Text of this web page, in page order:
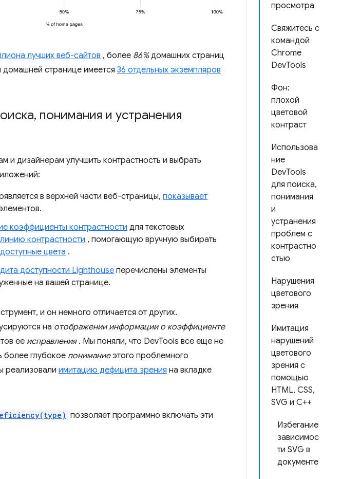
просмотра
Свяжитесь с
командой
Chrome
DevTools
Фон:
плохой
цветовой
контраст
Использова
ние
DevTools
для поиска,
понимания
и
устранения
проблем с
контрастно
стью
Нарушения
цветового
зрения
Имитация
нарушений
цветового
зрения с
помощью
HTML, CSS,
SVG и C++
Избегание
зависимос
ти SVG в
документе
лучших веб-сайтов , более 86%домашних страниц
странице имеется 36 отдельных экземпляров
, понимания и устранения
и дизайнерам улучшить контрастность и выбрать
в верхней части веб-страницы, показывает
коэффициенты контрастности для текстовых
контрастности , помогающую вручную выбирать
цвета .
доступности Lighthouse перечислены элементы
на вашей странице.
и он немного отличается от других.
на отображении информации о коэффициенте
ее исправления. Мы поняли, что DevTools все еще не
более глубокое пониманиеэтого проблемного
реализовали имитацию дефицита зрения на вкладке
позволяет программно включать эти